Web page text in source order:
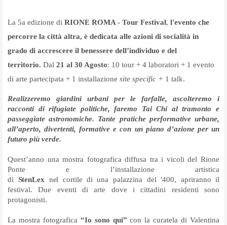
La 5a edizione di RIONE ROMA - Tour Festival, l'evento che
percorre la città altra, è dedicata alle azioni di socialità in
grado di accrescere il benessere dell’individuo e del
territorio. Dal 21 al 30 Agosto: 10 tour + 4 laboratori + 1 evento
di arte partecipata + 1 installazione site specific + 1 talk.
Realizzeremo giardini urbani per le farfalle, ascolteremo i
racconti di rifugiate politiche, faremo Tai Chi al tramonto e
passeggiate astronomiche. Tante pratiche performative urbane,
all’aperto, divertenti, formative e con un piano d’azione per un
futuro più verde.
Quest’anno una mostra fotografica diffusa tra i vicoli del Rione
Ponte e l’installazione artistica
di StenLex nel cortile di una palazzina del'400, apriranno il
festival. Due eventi di arte dove i cittadini residenti sono
protagonisti.
La mostra fotografica “Io sono qui” con la curatela di Valentina